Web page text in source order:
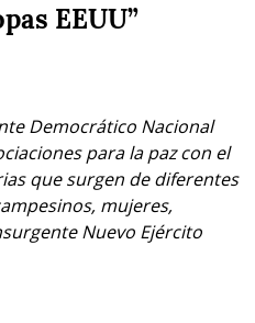
EEUU”
Democrático Nacional
para la paz con el
que surgen de diferentes
mujeres,
Nuevo Ejército